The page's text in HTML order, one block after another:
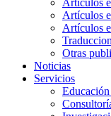
Artículos
Artículos
Artículos
Otras
Noticias
Servicios